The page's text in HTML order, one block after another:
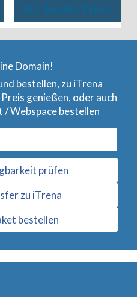
Alle Reseller-Preise
Domain!
bestellen, zu iTrena
genießen, oder auch
Webspace bestellen